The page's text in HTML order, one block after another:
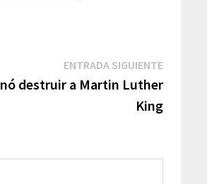
ENTRADA SIGUIENTEEntrada
siguiente:
destruir a Martin Luther
King